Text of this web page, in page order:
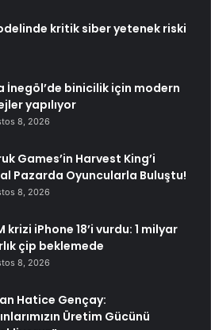
kritik siber yetenek riski
İnegöl’de binicilik için modern
yapılıyor
8, 2026
Games’in Harvest King’i
Pazarda Oyuncularla Buluştu!
8, 2026
krizi iPhone 18’i vurdu: 1 milyar
çip beklemede
8, 2026
Hatice Gençay:
Üretim Gücünü